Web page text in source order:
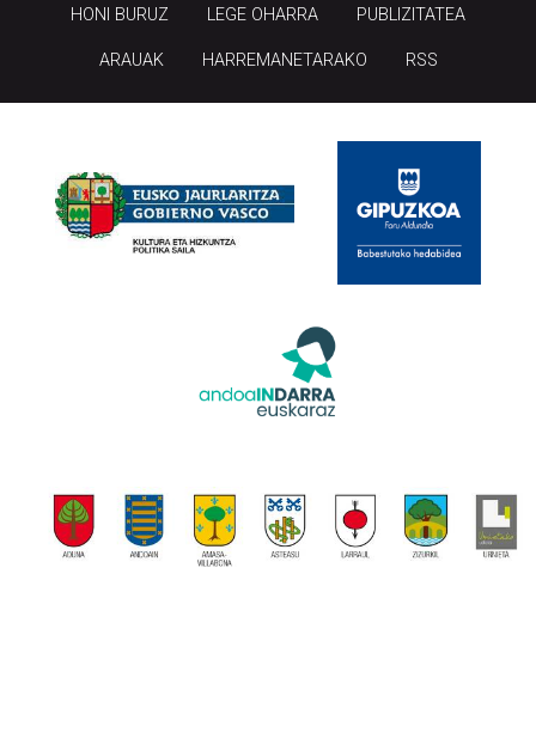
HONI BURUZ LEGE OHARRA PUBLIZITATEA
ARAUAK HARREMANETARAKO RSS